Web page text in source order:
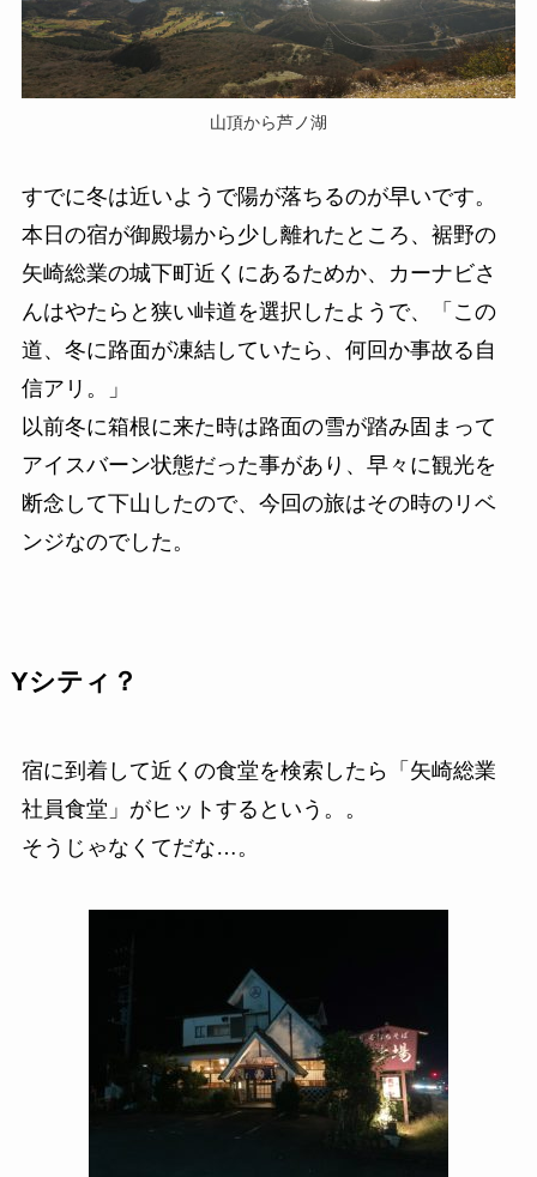
山頂から芦ノ湖
すでに冬は近いようで陽が落ちるのが早いです。
本日の宿が御殿場から少し離れたところ、裾野の
矢崎総業の城下町近くにあるためか、カーナビさ
んはやたらと狭い峠道を選択したようで、「この
道、冬に路面が凍結していたら、何回か事故る自
信アリ。」
以前冬に箱根に来た時は路面の雪が踏み固まって
アイスバーン状態だった事があり、早々に観光を
断念して下山したので、今回の旅はその時のリベ
ンジなのでした。
Yシティ？
宿に到着して近くの食堂を検索したら「矢崎総業
社員食堂」がヒットするという。。
そうじゃなくてだな…。